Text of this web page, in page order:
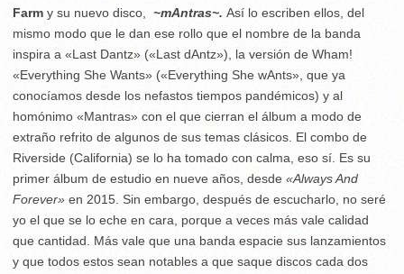
Farm y su nuevo disco, ~mAntras~. Así lo escriben ellos, del
mismo modo que le dan ese rollo que el nombre de la banda
inspira a «Last Dantz» («Last dAntz»), la versión de Wham!
«Everything She Wants» («Everything She wAnts», que ya
conocíamos desde los nefastos tiempos pandémicos) y al
homónimo «Mantras» con el que cierran el álbum a modo de
extraño refrito de algunos de sus temas clásicos. El combo de
Riverside (California) se lo ha tomado con calma, eso sí. Es su
primer álbum de estudio en nueve años, desde «Always And
Forever» en 2015. Sin embargo, después de escucharlo, no seré
yo el que se lo eche en cara, porque a veces más vale calidad
que cantidad. Más vale que una banda espacie sus lanzamientos
y que todos estos sean notables a que saque discos cada dos